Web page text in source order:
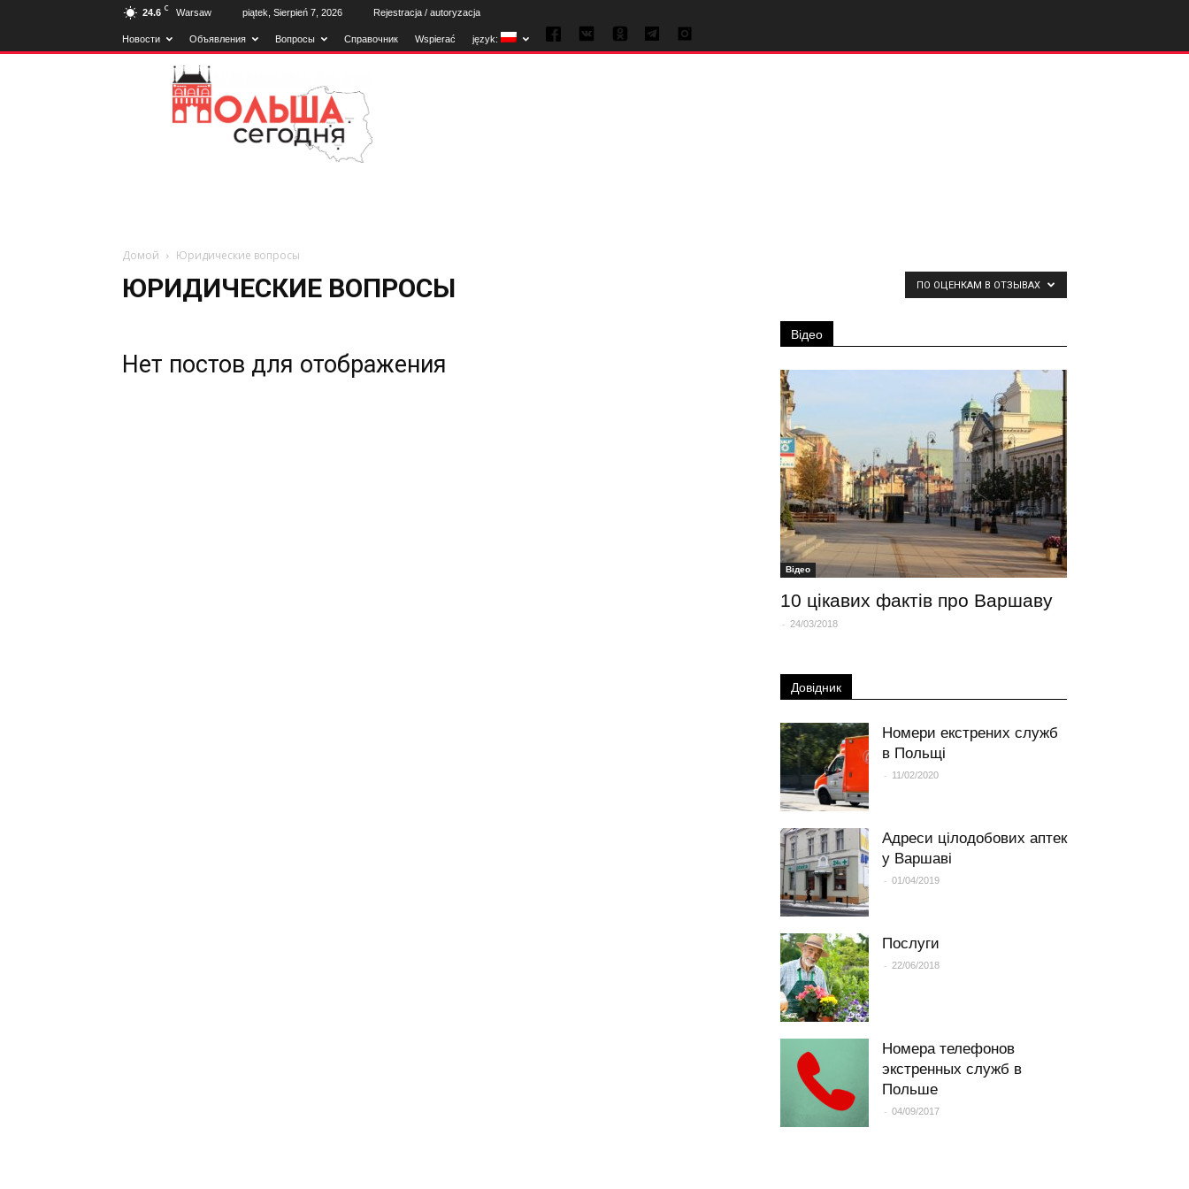
24.6 C Warsaw piątek, Sierpień 7, 2026 Rejestracja / autoryzacja
Новости Объявления Вопросы Справочник Wspierać język:
Poland2day
Домой Юридические вопросы
ЮРИДИЧЕСКИЕ ВОПРОСЫ ПО ОЦЕНКАМ В ОТЗЫВАХ
Нет постов для отображения
Відео
Вiдео
10 цікавих фактів про Варшаву
- 24/03/2018
Довідник
Номери екстрених служб
в Польщі
- 11/02/2020
Адреси цілодобових аптек
у Варшаві
- 01/04/2019
Послуги
- 22/06/2018
Номера телефонов
экстренных служб в
Польше
- 04/09/2017